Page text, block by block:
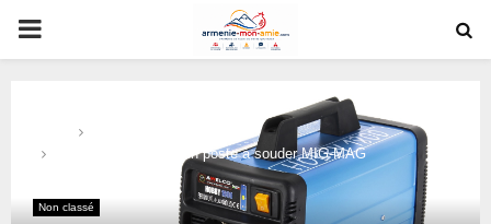
PRIMARY
Pourquoi opter pour un poste à souder MIG-MAG
Non classé